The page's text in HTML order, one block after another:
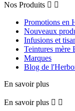
Nos Produits  
Promotions en
Nouveaux
Infusions et
Teintures mère
Marques
Blog de
En savoir plus
En savoir plus  